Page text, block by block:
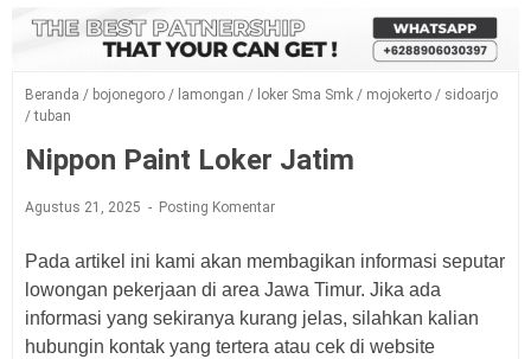
Beranda / bojonegoro / lamongan / loker Sma Smk / mojokerto / sidoarjo
/tuban
Nippon Paint Loker Jatim
Agustus 21, 2025 Posting Komentar
Pada artikel ini kami akan membagikan informasi seputar
lowongan pekerjaan di area Jawa Timur. Jika ada
informasi yang sekiranya kurang jelas, silahkan kalian
hubungin kontak yang tertera atau cek di website